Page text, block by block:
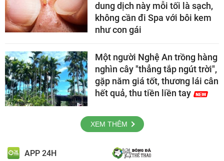
dung dịch này mỗi tối là sạch,
không cần đi Spa với bôi kem
như con gái
Một người Nghệ An trồng hàng
nghìn cây "thẳng tắp ngút trời",
gặp năm giá tốt, thương lái cân
hết quả, thu tiền liền tay
XEM THÊM
APP 24H